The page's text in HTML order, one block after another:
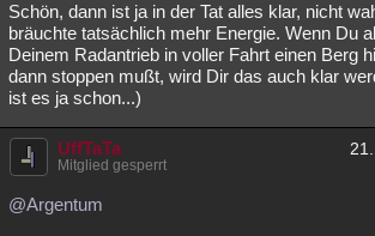
Schön, dann ist ja in der Tat alles klar, nicht
bräuchte tatsächlich mehr Energie. Wenn Du
Deinem Radantrieb in voller Fahrt einen Berg
dann stoppen mußt, wird Dir das auch klar
ist es ja schon...)
UffTaTa
Mitglied gesperrt
@Argentum